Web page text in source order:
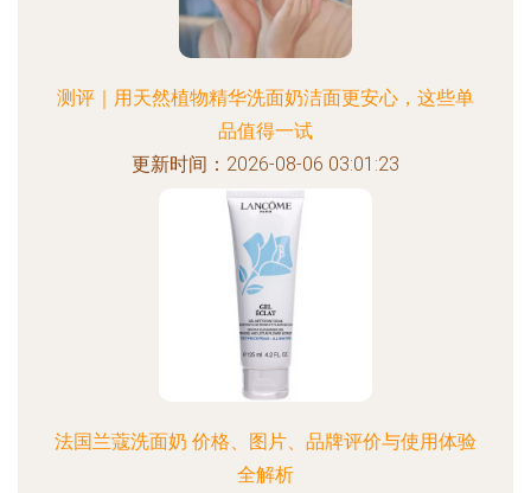
测评｜用天然植物精华洗面奶洁面更安心，这些单
品值得一试
更新时间：2026-08-06 03:01:23
法国兰蔻洗面奶 价格、图片、品牌评价与使用体验
全解析